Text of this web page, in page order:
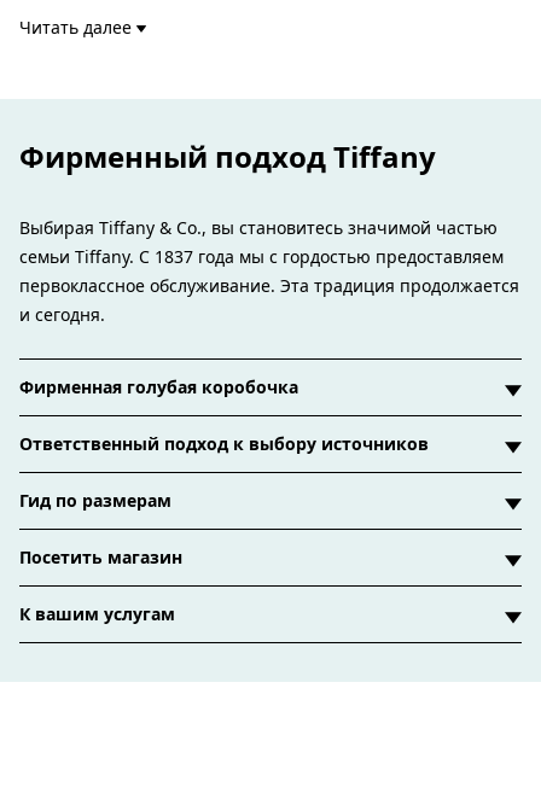
Номер изделия:73247373
Читать далее
Фирменный подход Tiffany
Выбирая Tiffany & Co., вы становитесь значимой частью
семьи Tiffany. С 1837 года мы с гордостью предоставляем
первоклассное обслуживание. Эта традиция продолжается
и сегодня.
Фирменная голубая коробочка
Ответственный подход к выбору источников
Гид по размерам
Посетить магазин
К вашим услугам